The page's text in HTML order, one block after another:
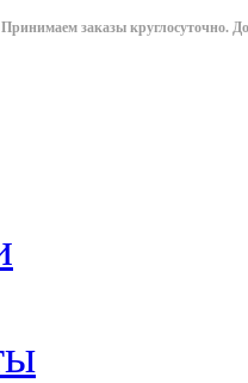
заказы круглосуточно.